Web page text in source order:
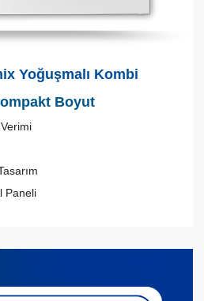
Yoğuşmalı Kombi
Boyut
Verimi
Paneli